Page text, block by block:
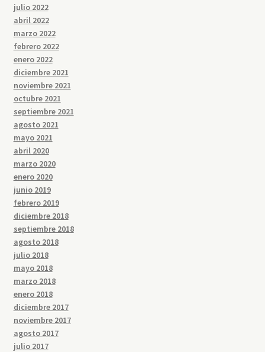
julio 2022
abril 2022
marzo 2022
febrero 2022
enero 2022
diciembre 2021
noviembre 2021
octubre 2021
septiembre 2021
agosto 2021
mayo 2021
abril 2020
marzo 2020
enero 2020
junio 2019
febrero 2019
diciembre 2018
septiembre 2018
agosto 2018
julio 2018
mayo 2018
marzo 2018
enero 2018
diciembre 2017
noviembre 2017
agosto 2017
julio 2017